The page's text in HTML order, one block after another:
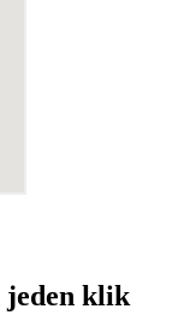
jeden klik